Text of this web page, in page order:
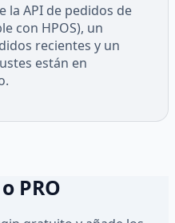
la API de pedidos de
con HPOS), un
recientes y un
están en
PRO